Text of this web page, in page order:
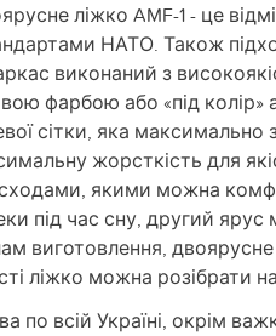
ліжко AMF-1 - це
НАТО. Також
виконаний з
фарбою або «під колір»
сітки, яка
жорсткість для
якими можна
під час сну, другий
виготовлення,
ліжко можна розібрати
по всій Україні, окрім